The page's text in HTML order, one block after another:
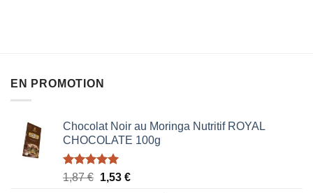
EN PROMOTION
Chocolat Noir au Moringa Nutritif ROYAL
CHOCOLATE 100g
Note5.00
1,87€ Le
1,53 €Le